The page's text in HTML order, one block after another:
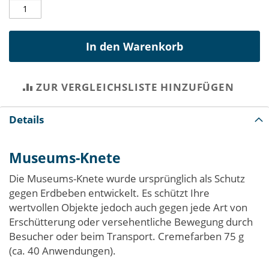
In den Warenkorb
ZUR VERGLEICHSLISTE HINZUFÜGEN
Details
Museums-Knete
Die Museums-Knete wurde ursprünglich als Schutz
gegen Erdbeben entwickelt. Es schützt Ihre
wertvollen Objekte jedoch auch gegen jede Art von
Erschütterung oder versehentliche Bewegung durch
Besucher oder beim Transport. Cremefarben 75 g
(ca. 40 Anwendungen).